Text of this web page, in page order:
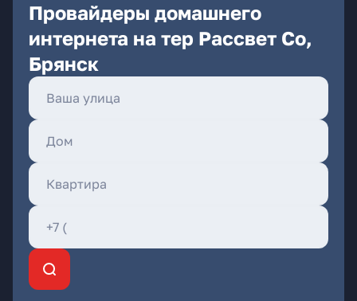
Провайдеры домашнего
интернета на тер Рассвет Со,
Брянск